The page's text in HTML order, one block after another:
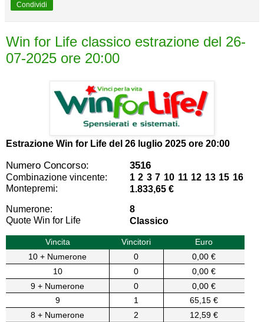
Condividi
Win for Life classico estrazione del 26-
07-2025 ore 20:00
Estrazione Win for Life del 26 luglio 2025 ore 20:00
Numero Concorso: 3516
Combinazione vincente:
1 2 3 7 10 11 12 13 15 16
Montepremi:
1.833,65 €
Numerone:
8
Quote Win for Life
Classico
Vincita Vincitori
Euro
10 + Numerone
0
0,00 €
10
0
0,00 €
9 + Numerone
0
0,00 €
9
1
65,15 €
8 + Numerone
2
12,59 €